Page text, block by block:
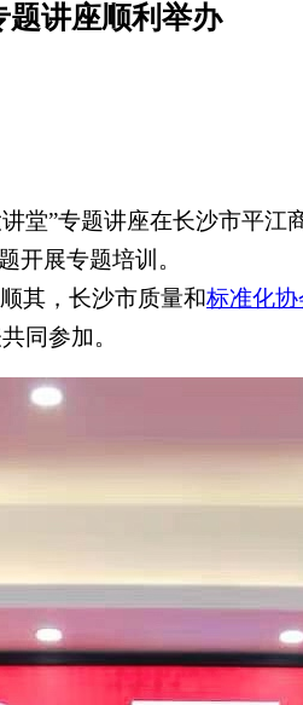
题讲座顺利举办
堂”专题讲座在长沙市平江
开展专题培训。
其，长沙市质量和标准化协
同参加。